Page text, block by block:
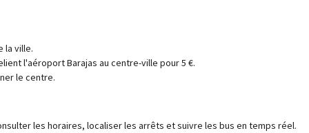
la ville.
l'aéroport Barajas au centre-ville pour 5 €.
le centre.
les horaires, localiser les arrêts et suivre les bus en temps réel.